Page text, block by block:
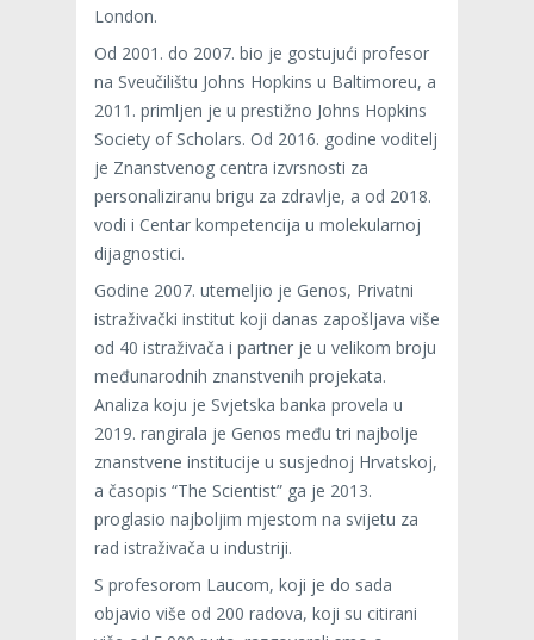
London.
Od 2001. do 2007. bio je gostujući profesor
na Sveučilištu Johns Hopkins u Baltimoreu, a
2011. primljen je u prestižno Johns Hopkins
Society of Scholars. Od 2016. godine voditelj
je Znanstvenog centra izvrsnosti za
personaliziranu brigu za zdravlje, a od 2018.
vodi i Centar kompetencija u molekularnoj
dijagnostici.
Godine 2007. utemeljio je Genos, Privatni
istraživački institut koji danas zapošljava više
od 40 istraživača i partner je u velikom broju
međunarodnih znanstvenih projekata.
Analiza koju je Svjetska banka provela u
2019. rangirala je Genos među tri najbolje
znanstvene institucije u susjednoj Hrvatskoj,
a časopis “The Scientist” ga je 2013.
proglasio najboljim mjestom na svijetu za
rad istraživača u industriji.
S profesorom Laucom, koji je do sada
objavio više od 200 radova, koji su citirani